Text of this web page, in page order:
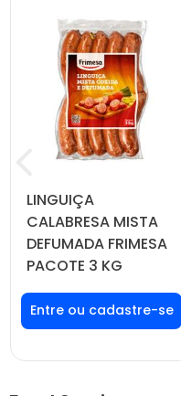
LINGUIÇA
CALABRESA MISTA
DEFUMADA FRIMESA
PACOTE 3 KG
Faça seu login ou
cadastre-se para
ver preços e